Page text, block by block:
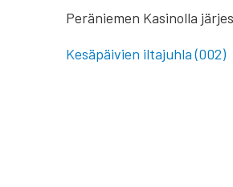
Peräniemen Kasinolla
Kesäpäivien iltajuhla (002)